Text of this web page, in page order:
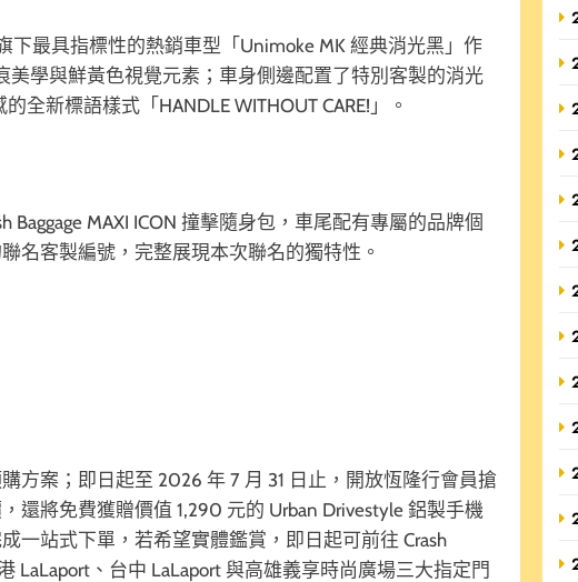
下最具指標性的熱銷車型「Unimoke MK 經典消光黑」作
美學與鮮黃色視覺元素；車身側邊配置了特別客製的消光
全新標語樣式「HANDLE WITHOUT CARE!」。
MAXI ICON 撞擊隨身包，車尾配有專屬的品牌個
名客製編號，完整展現本次聯名的獨特性。
方案；即日起至 2026 年 7 月 31 日止，開放恆隆行會員搶
還將免費獲贈價值 1,290 元的 Urban Drivestyle 鋁製手機
一站式下單，若希望實體鑑賞，即日起可前往 Crash
LaLaport、台中 LaLaport 與高雄義享時尚廣場三大指定門